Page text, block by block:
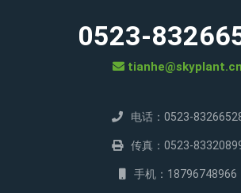
0523-
tianhe@skyplant.cn
电话：0523-
传真：0523-
手机：18796748966